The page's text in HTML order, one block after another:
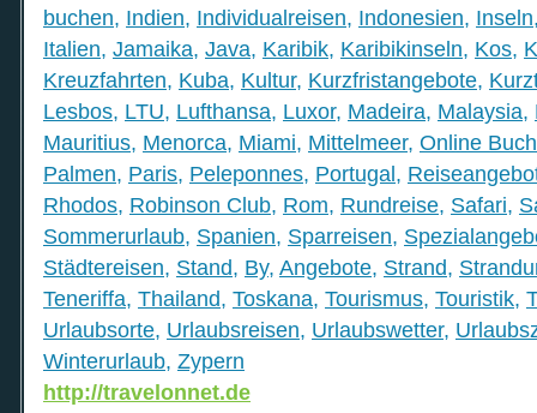
buchen, Indien, Individualreisen, Indonesien, Inseln
Italien, Jamaika, Java, Karibik, Karibikinseln, Kos,
Kreuzfahrten, Kuba, Kultur, Kurzfristangebote,
Lesbos, LTU, Lufthansa, Luxor, Madeira, Malaysia,
Mauritius, Menorca, Miami, Mittelmeer, Online
Palmen, Paris, Peleponnes, Portugal,
Rhodos, Robinson Club, Rom, Rundreise, Safari,
Sommerurlaub, Spanien, Sparreisen,
Städtereisen, Stand, By, Angebote, Strand,
Teneriffa, Thailand, Toskana, Tourismus, Touristik,
Urlaubsorte, Urlaubsreisen, Urlaubswetter,
Winterurlaub, Zypern
http://travelonnet.de